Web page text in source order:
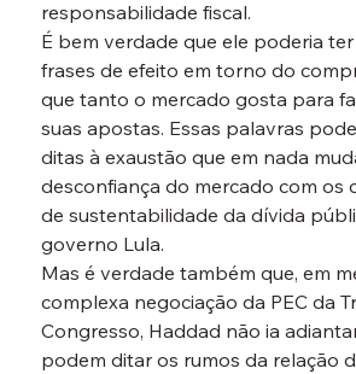
responsabilidade fiscal.
É bem verdade que ele poderia
frases de efeito em torno do
que tanto o mercado gosta para
suas apostas. Essas palavras
ditas à exaustão que em nada
desconfiança do mercado com os
de sustentabilidade da dívida
governo Lula.
Mas é verdade também que, em
complexa negociação da PEC da
Congresso, Haddad não ia
podem ditar os rumos da relação